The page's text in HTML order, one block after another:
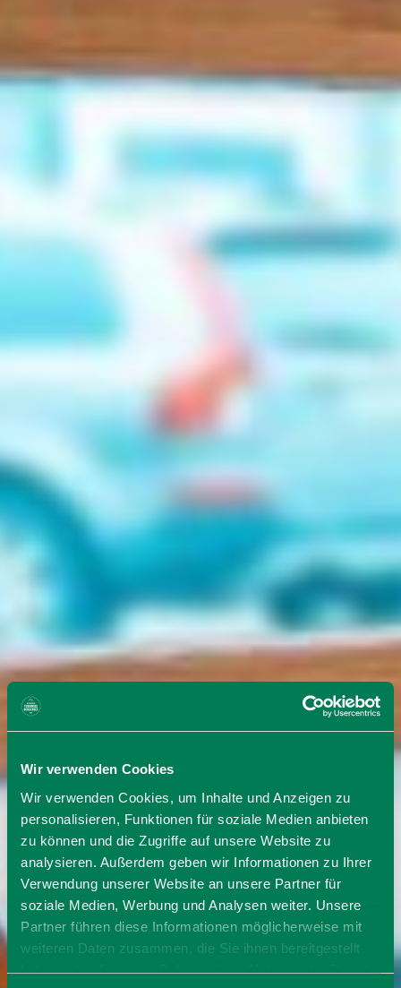
Wir verwenden Cookies
Wir verwenden Cookies, um Inhalte und Anzeigen zu
personalisieren, Funktionen für soziale Medien anbieten
zu können und die Zugriffe auf unsere Website zu
analysieren. Außerdem geben wir Informationen zu Ihrer
Verwendung unserer Website an unsere Partner für
soziale Medien, Werbung und Analysen weiter. Unsere
Partner führen diese Informationen möglicherweise mit
weiteren Daten zusammen, die Sie ihnen bereitgestellt
haben oder die sie im Rahmen Ihrer Nutzung der Dienste